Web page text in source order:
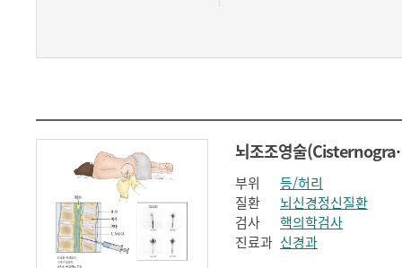
뇌조
부위
등/허리
질환
뇌신경정신질환
검사
핵의학검사
진료과 신경과